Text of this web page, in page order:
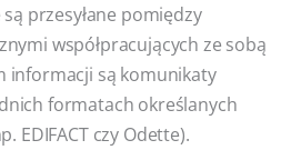
przesyłane pomiędzy
współpracujących ze sobą
informacji są komunikaty
formatach określanych
EDIFACT czy Odette).